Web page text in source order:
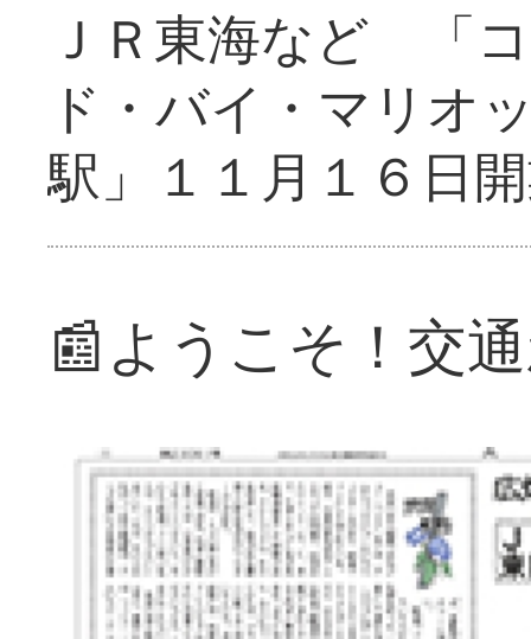
ＪＲ東海など 「
ド・バイ・マリオ
駅」１１月１６日
📰ようこそ！交